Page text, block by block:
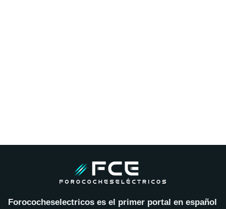
Forococheselectricos es el primer portal en español